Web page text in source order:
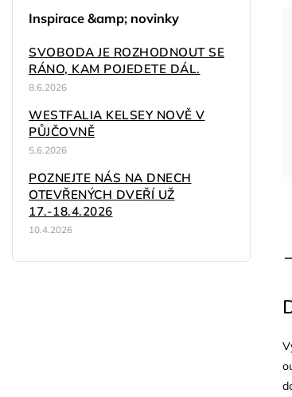
Inspirace &amp; novinky
SVOBODA JE ROZHODNOUT SE
RÁNO, KAM POJEDETE DÁL.
8.6.2026
WESTFALIA KELSEY NOVĚ V
PŮJČOVNĚ
5.6.2026
POZNEJTE NÁS NA DNECH
OTEVŘENÝCH DVEŘÍ UŽ
17.-18.4.2026
10.4.2026